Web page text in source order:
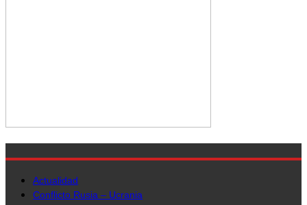
Actualidad
Conflicto Rusia – Ucrania